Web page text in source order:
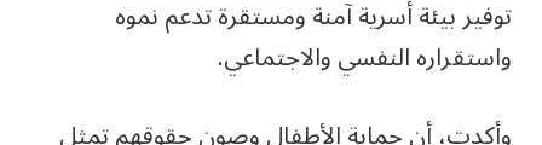
توفير بيئة أسرية آمنة ومستقرة تدعم نموه
واستقراره النفسي والاجتماعي.